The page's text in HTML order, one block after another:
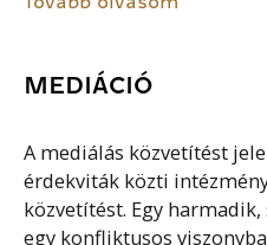
MEDIÁCIÓ
A mediálás közvetítést
érdekviták közti
közvetítést. Egy
egy konfliktusos